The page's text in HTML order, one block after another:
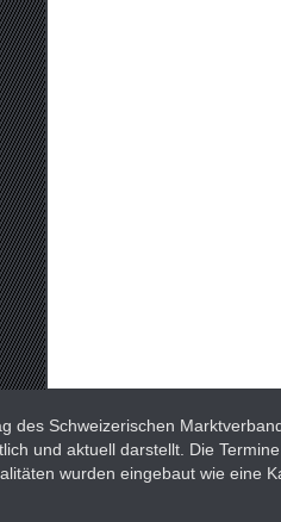
des Schweizerischen
und aktuell darstellt. Die
wurden eingebaut wie eine